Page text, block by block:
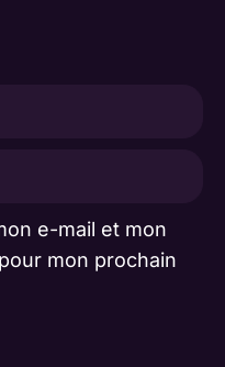
e-mail et mon
mon prochain